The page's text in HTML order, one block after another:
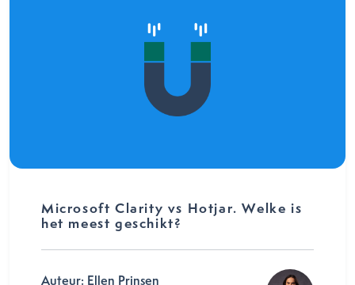
Microsoft Clarity vs Hotjar. Welke is
het meest geschikt?
Auteur: Ellen Prinsen